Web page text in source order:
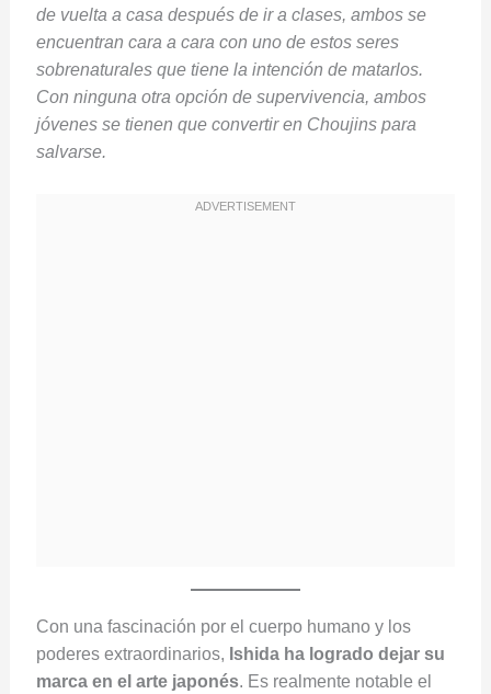
de vuelta a casa después de ir a clases, ambos se
encuentran cara a cara con uno de estos seres
sobrenaturales que tiene la intención de matarlos.
Con ninguna otra opción de supervivencia, ambos
jóvenes se tienen que convertir en Choujins para
salvarse.
Con una fascinación por el cuerpo humano y los
poderes extraordinarios, Ishida ha logrado dejar su
marca en el arte japonés. Es realmente notable el